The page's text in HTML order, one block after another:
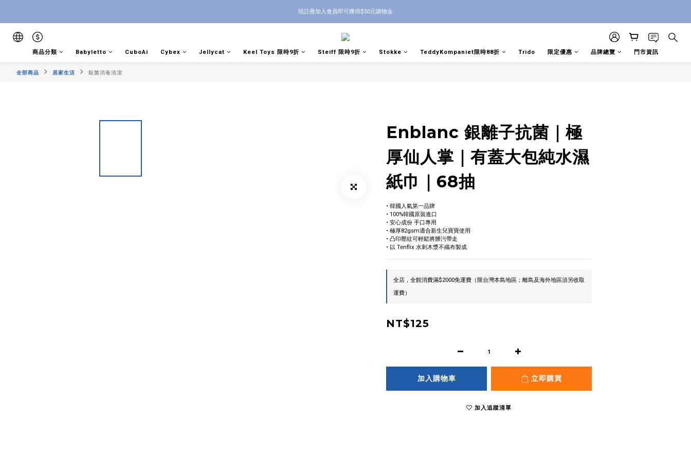
現註冊加入會員即可獲得$50元購物金
商品分類 Babyletto CuboAi Cybex Jellycat Keel Toys 限時9折 Steiff 限時9折 Stokke TeddyKompaniet限時88折 Trido 限定優惠 品牌總覽 門市資訊
全部商品 居家生活 殺菌消毒清潔
Enblanc 銀離子抗菌｜極
厚仙人掌｜有蓋大包純水濕
紙巾｜68抽
• 韓國人氣第一品牌
• 100%韓國原裝進口
• 安心成份 手口專用
• 極厚82gsm適合新生兒寶寶使用
• 凸印壓紋可輕鬆將髒污帶走
• 以 Tenflix 水刺木漿不織布製成
全店，全館消費滿$2000免運費（限台灣本島地區；離島及海外地區須另收取
運費）
NT$125
加入購物車 立即購買
加入追蹤清單